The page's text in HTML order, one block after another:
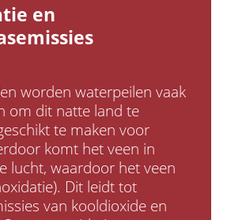
en
worden waterpeilen vaak
om dit natte land te
te maken voor
komt het veen in
lucht, waardoor het veen
Dit leidt tot
van kooldioxide en